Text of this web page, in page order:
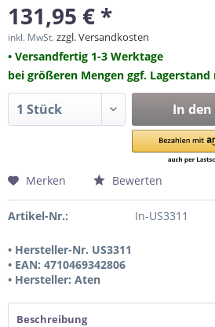
131,95 € *
inkl. MwSt.zzgl. Versandkosten
• Versandfertig 1-3 Werktage
bei größeren Mengen ggf. Lagerstand
In den
Merken Bewerten
Artikel-Nr.: In-US3311
• Hersteller-Nr. US3311
• EAN: 4710469342806
• Hersteller: Aten
Beschreibung